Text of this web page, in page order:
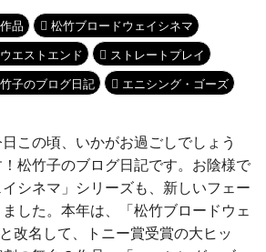
品 松竹ブロードウェイシネマ
ウエストエンド ストレートプレイ
子のブログ日記 エニシング・ゴーズ
この頃、いかがお過ごしでしょう
松竹子のブログ日記です。お陰様で
イシネマ」シリーズも、新しいフェー
した。本年は、「松竹ブロードウェ
改名して、トニー賞受賞の大ヒッ